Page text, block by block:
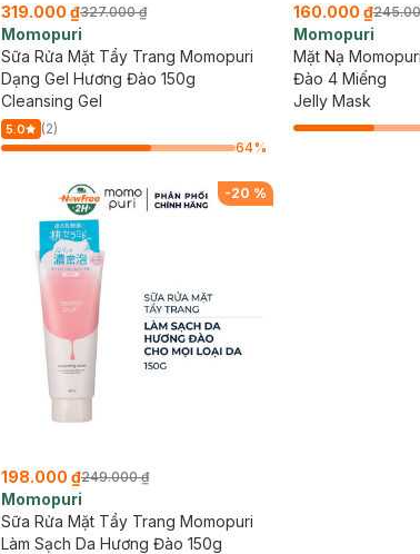
319.000 ₫327.000 ₫
Momopuri
Sữa Rửa Mặt Tẩy Trang Momopuri
Dạng Gel Hương Đào 150g
Cleansing Gel
5.0
(2)
64%
160.000 ₫
Momopuri
Mặt Nạ
Đào 4 Miếng
Jelly Mask
-20 %
198.000 ₫249.000 ₫
Momopuri
Sữa Rửa Mặt Tẩy Trang Momopuri
Làm Sạch Da Hương Đào 150g